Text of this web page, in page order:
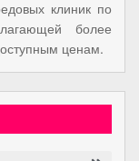
клиник по
более
ценам.